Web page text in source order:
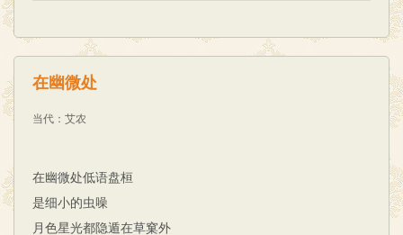
在幽微处
当代 ： 艾农
在幽微处低语盘桓
是细小的虫噪
月色星光都隐遁在草窠外